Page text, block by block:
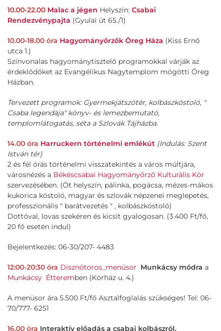
10.00-22.00 Malac a jégen Helyszín: Csabai
Rendezvénypajta (Gyulai út 65./1)
10.00-18.00 óra Hagyományőrzők Öreg Háza (Kiss Ernő
utca 1.)
Színvonalas hagyománytisztelő programokkal várják az
érdeklődőket az Evangélikus Nagytemplom mögötti Öreg
Házban.
Tervezett programok: Gyermekjátszótér, kolbászkóstoló, "
Csaba legendája" könyv- és lemezbemutató,
templomlátogatás, séta a Szlovák Tájházba.
14.00 óra Harruckern történelmi emlékút (Indulás: Szent
István tér)
2 és fél órás történelmi visszatekintés a város múltjára,
városnézés a Békéscsabai Hagyományőrző Kulturális Kör
szervezésében. (Öt helyszín, pálinka, pogácsa, mézes-mákos
kukorica kóstoló, magyar és szlovák népzenei meglepetés,
professzionális " barátvezetés " , kolbászkóstoló)
Dottóval, lovas szekéren és kicsit gyalogosan. (3.400 Ft/fő,
20 fő esetén indul)
Bejelentkezés: 06-30/207- 4483
12:00-20:30 óra Disznótoros_menüsor Munkácsy módra a
Munkácsy Étteremben (Kórház u. 4.)
A menüsor ára 5.500 Ft/fő Asztalfoglalás szükséges! Tel: 06-
70/777- 6251
16.00 óra Interaktív előadás a csabai kolbászról,